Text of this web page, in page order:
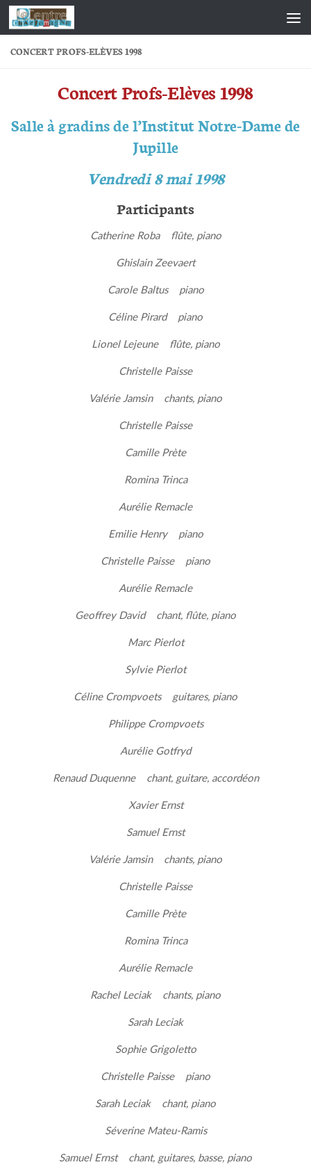
Skip to content
CONCERT PROFS-ELÈVES 1998
Concert Profs-Elèves 1998
Salle à gradins de l’Institut Notre-Dame de
Jupille
Vendredi 8 mai 1998
Participants
Catherine Roba flûte, piano
Ghislain Zeevaert
Carole Baltus piano
Céline Pirard piano
Lionel Lejeune flûte, piano
Christelle Paisse
Valérie Jamsin chants, piano
Christelle Paisse
Camille Prète
Romina Trinca
Aurélie Remacle
Emilie Henry piano
Christelle Paisse piano
Aurélie Remacle
Geoffrey David chant, flûte, piano
Marc Pierlot
Sylvie Pierlot
Céline Crompvoets guitares, piano
Philippe Crompvoets
Aurélie Gotfryd
Renaud Duquenne chant, guitare, accordéon
Xavier Ernst
Samuel Ernst
Valérie Jamsin chants, piano
Christelle Paisse
Camille Prète
Romina Trinca
Aurélie Remacle
Rachel Leciak chants, piano
Sarah Leciak
Sophie Grigoletto
Christelle Paisse piano
Sarah Leciak chant, piano
Séverine Mateu-Ramis
Samuel Ernst chant, guitares, basse, piano